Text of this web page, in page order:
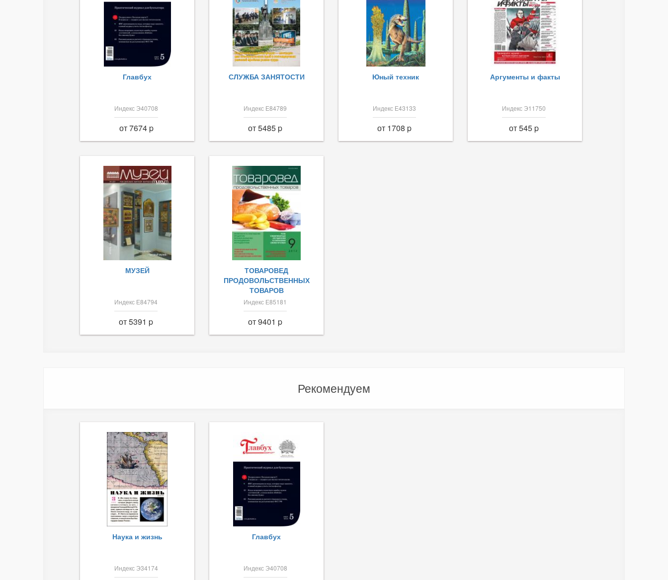
Главбух
Индекс Э40708
от 7674 p
СЛУЖБА ЗАНЯТОСТИ
Индекс Е84789
от 5485 p
Юный техник
Индекс Е43133
от 1708 p
Аргументы и факты
Индекс Э11750
от 545 p
МУЗЕЙ
Индекс Е84794
от 5391 p
ТОВАРОВЕД
ПРОДОВОЛЬСТВЕННЫХ
ТОВАРОВ
Индекс Е85181
от 9401 p
Рекомендуем
Наука и жизнь
Индекс Э34174
Главбух
Индекс Э40708